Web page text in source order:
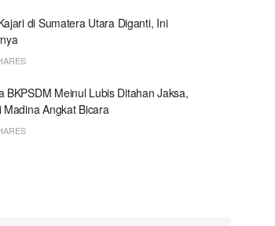
di Sumatera Utara Diganti, Ini
BKPSDM Meinul Lubis Ditahan Jaksa,
Madina Angkat Bicara